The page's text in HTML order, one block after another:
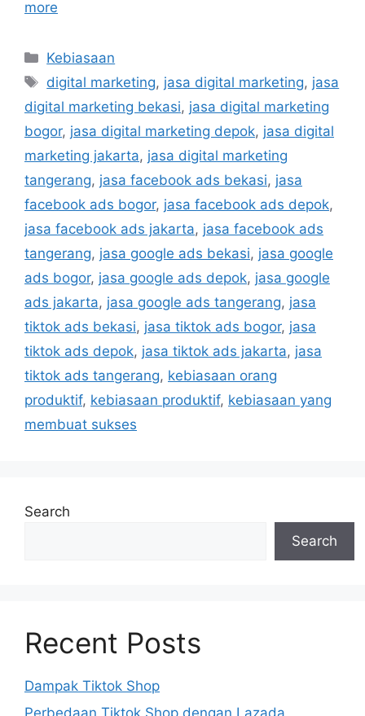
more
Kebiasaan
digital marketing, jasa digital marketing, jasa
digital marketing bekasi, jasa digital marketing
bogor, jasa digital marketing depok, jasa digital
marketing jakarta, jasa digital marketing
tangerang, jasa facebook ads bekasi, jasa
facebook ads bogor, jasa facebook ads depok,
jasa facebook ads jakarta, jasa facebook ads
tangerang, jasa google ads bekasi, jasa google
ads bogor, jasa google ads depok, jasa google
ads jakarta, jasa google ads tangerang, jasa
tiktok ads bekasi, jasa tiktok ads bogor, jasa
tiktok ads depok, jasa tiktok ads jakarta, jasa
tiktok ads tangerang, kebiasaan orang
produktif, kebiasaan produktif, kebiasaan yang
membuat sukses
Search
Search
Recent Posts
Dampak Tiktok Shop
Perbedaan Tiktok Shop dengan Lazada